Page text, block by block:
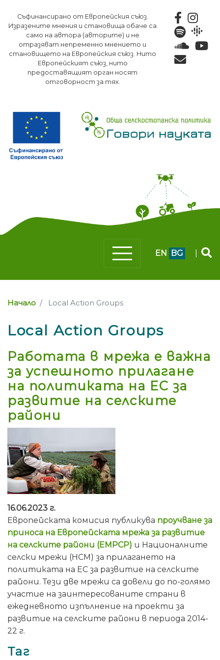
към
основното
съдържание
Съфинансирано от Европейския съюз.
Изразените мнения и становища обаче са
само на автора (авторите) и не
отразяват непременно мнението и
становището на Европейския съюз. Нито
Европейският съюз, нито
предоставящият орган носят
отговорност за тях.
EN BG
Начало Local Action Groups
Local Action Groups
Работата в мрежа е важна
за успешното прилагане
на политиката на ЕС за
развитие на селските
райони
16.06.2023 г.
Европейската комисия публикува проучване за
приноса на Европейската мрежа за развитие
на селските райони (ЕМРСР) и Националните
селски мрежи (НСМ) за прилагането на
политиката на ЕС за развитие на селските
райони. Тези две мрежи са довели до по-голямо
участие на заинтересованите страни в
ежедневното изпълнение на проекти за
развитие на селските райони в периода 2014-
22 г.
Таг